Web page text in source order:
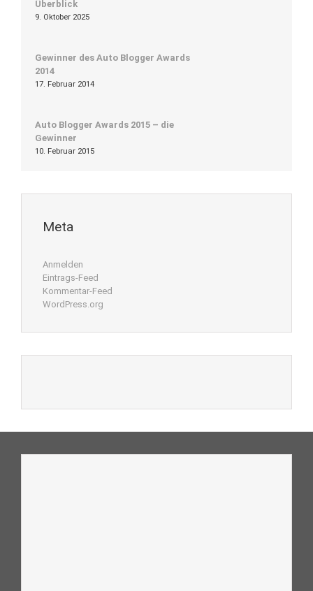
Überblick
9. Oktober 2025
Gewinner des Auto Blogger Awards
2014
17. Februar 2014
Auto Blogger Awards 2015 – die
Gewinner
10. Februar 2015
Meta
Anmelden
Eintrags-Feed
Kommentar-Feed
WordPress.org